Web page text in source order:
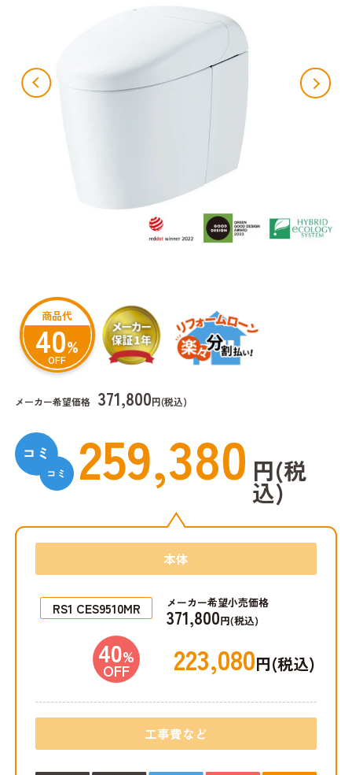
商品代
40%
OFF
メーカー希望価格 371,800円(税込)
259,380 円(税
込)
本体
RS1 CES9510MR メーカー希望小売価格
371,800円(税込)
40%
OFF 223,080円(税込)
工事費など